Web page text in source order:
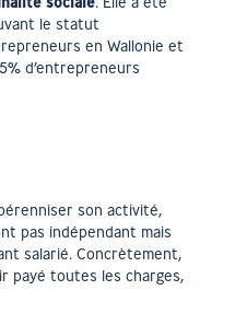
le statut
en Wallonie et
d’entrepreneurs
son activité,
pas indépendant mais
salarié. Concrètement,
payé toutes les charges,